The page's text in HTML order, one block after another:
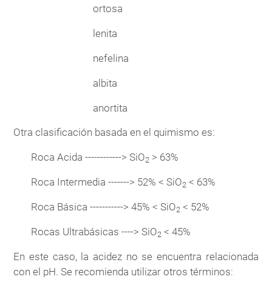
ortosa
lenita
nefelina
albita
anortita
Otra clasificación basada en el quimismo es:
Roca Acida ------------> SiO2> 63%
Roca Intermedia -------> 52% < SiO2< 63%
Roca Básica -----------> 45% < SiO2< 52%
Rocas Ultrabásicas ----> SiO2< 45%
En este caso, la acidez no se encuentra relacionada
con el pH. Se recomienda utilizar otros términos: